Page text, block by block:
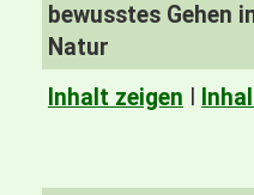
bewusstes Gehen
Natur
Inhalt zeigen